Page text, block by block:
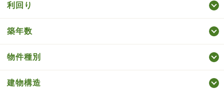
利回り
築年数
物件種別
建物構造